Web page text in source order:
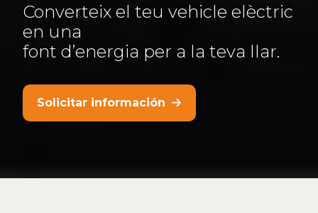
Converteix el teu vehicle elèctric
en una
font d’energia per a la teva llar.
Solicitar información